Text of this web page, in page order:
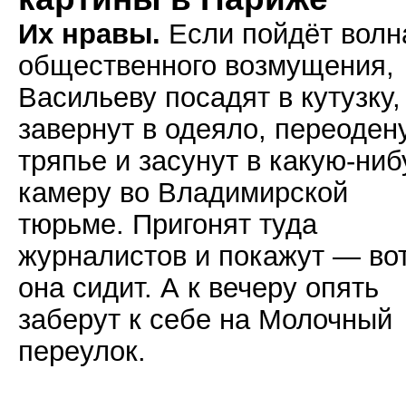
Их нравы. Если пойдёт
общественного возмущения,
Васильеву посадят в кутузку,
завернут в одеяло,
тряпье и засунут в какую-
камеру во Владимирской
тюрьме. Пригонят туда
журналистов и покажут —
она сидит. А к вечеру опять
заберут к себе на Молочный
переулок.